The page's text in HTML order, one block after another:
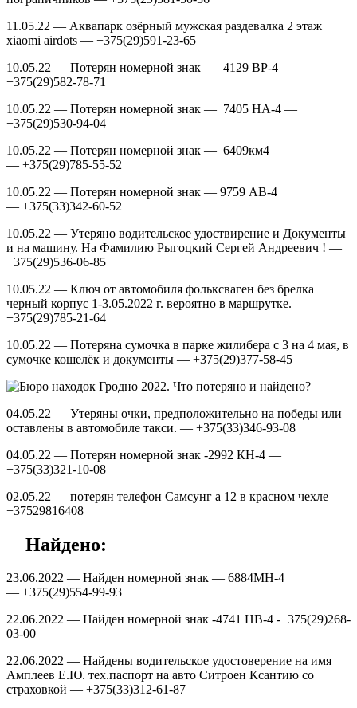
11.05.22 — Аквапарк озёрный мужская раздевалка 2 этаж
xiaomi airdots — +375(29)591-23-65
10.05.22 — Потерян номерной знак — 4129 ВР-4 —
+375(29)582-78-71
10.05.22 — Потерян номерной знак — 7405 НА-4 —
+375(29)530-94-04
10.05.22 — Потерян номерной знак — 6409км4
— +375(29)785-55-52
10.05.22 — Потерян номерной знак — 9759 AB-4
— +375(33)342-60-52
10.05.22 — Утеряно водительское удоствирение и Документы
и на машину. На Фамилию Рыгоцкий Сергей Андреевич ! —
+375(29)536-06-85
10.05.22 — Ключ от автомобиля фольксваген без брелка
черный корпус 1-3.05.2022 г. вероятно в маршрутке. —
+375(29)785-21-64
10.05.22 — Потеряна сумочка в парке жилибера с 3 на 4 мая, в
сумочке кошелёк и документы — +375(29)377-58-45
04.05.22 — Утеряны очки, предположительно на победы или
оставлены в автомобиле такси. — +375(33)346-93-08
04.05.22 — Потерян номерной знак -2992 КН-4 —
+375(33)321-10-08
02.05.22 — потерян телефон Самсунг а 12 в красном чехле —
+37529816408
Найдено:
23.06.2022 — Найден номерной знак — 6884МН-4
— +375(29)554-99-93
22.06.2022 — Найден номерной знак -4741 НВ-4 -+375(29)268-
03-00
22.06.2022 — Найдены водительское удостоверение на имя
Амплеев Е.Ю. тех.паспорт на авто Ситроен Ксантию со
страховкой — +375(33)312-61-87